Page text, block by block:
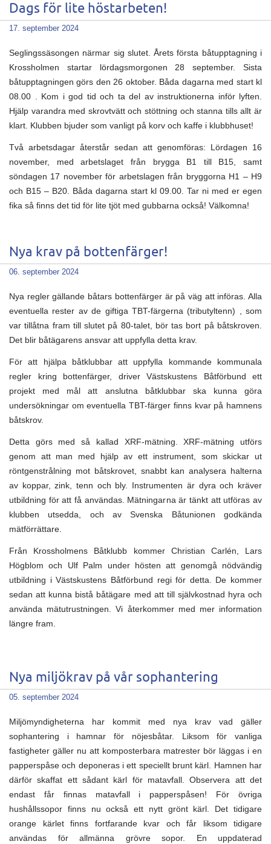
Dags för lite höstarbeten!
17. september 2024
Seglingssäsongen närmar sig slutet. Årets första båtupptagning i
Krossholmen startar lördagsmorgonen 28 september. Sista
båtupptagningen görs den 26 oktober. Båda dagarna med start kl
08.00 . Kom i god tid och ta del av instruktionerna inför lyften.
Hjälp varandra med skrovtvätt och stöttning och stanna tills allt är
klart. Klubben bjuder som vanligt på korv och kaffe i klubbhuset!
Två arbetsdagar återstår sedan att genomföras: Lördagen 16
november, med arbetslaget från brygga B1 till B15, samt
söndagen 17 november för arbetslagen från bryggorna H1 – H9
och B15 – B20. Båda dagarna start kl 09.00. Tar ni med er egen
fika så finns det tid för lite tjöt med gubbarna också! Välkomna!
Nya krav på bottenfärger!
06. september 2024
Nya regler gällande båtars bottenfärger är på väg att införas. Alla
eventuella rester av de giftiga TBT-färgerna (tributyltenn) , som
var tillåtna fram till slutet på 80-talet, bör tas bort på båtskroven.
Det blir båtägarens ansvar att uppfylla detta krav.
För att hjälpa båtklubbar att uppfylla kommande kommunala
regler kring bottenfärger, driver Västskustens Båtförbund ett
projekt med mål att anslutna båtklubbar ska kunna göra
undersökningar om eventuella TBT-färger finns kvar på hamnens
båtskrov.
Detta görs med så kallad XRF-mätning. XRF-mätning utförs
genom att man med hjälp av ett instrument, som skickar ut
röntgenstrålning mot båtskrovet, snabbt kan analysera halterna
av koppar, zink, tenn och bly. Instrumenten är dyra och kräver
utbildning för att få användas. Mätningarna är tänkt att utföras av
klubben utsedda, och av Svenska Båtunionen godkända
mätförrättare.
Från Krossholmens Båtklubb kommer Christian Carlén, Lars
Högblom och Ulf Palm under hösten att genomgå nödvändig
utbildning i Västskustens Båtförbund regi för detta. De kommer
sedan att kunna bistå båtägare med att till självkostnad hyra och
använda mätutrustningen. Vi återkommer med mer information
längre fram.
Nya miljökrav på vår sophantering
05. september 2024
Miljömyndigheterna har kommit med nya krav vad gäller
sophantering i hamnar för nöjesbåtar. Liksom för vanliga
fastigheter gäller nu att komposterbara matrester bör läggas i en
papperspåse och deponeras i ett speciellt brunt kärl. Hamnen har
därför skaffat ett sådant kärl för matavfall. Observera att det
endast får finnas matavfall i papperspåsen! För övriga
hushållssopor finns nu också ett nytt grönt kärl. Det tidigare
orange kärlet finns fortfarande kvar och får liksom tidigare
användas för allmänna grövre sopor. En uppdaterad